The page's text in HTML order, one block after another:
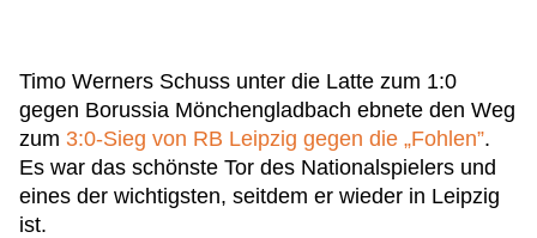
Timo Werners Schuss unter die Latte zum 1:0
gegen Borussia Mönchengladbach ebnete den Weg
zum 3:0-Sieg von RB Leipzig gegen die „Fohlen”.
Es war das schönste Tor des Nationalspielers und
eines der wichtigsten, seitdem er wieder in Leipzig
ist.